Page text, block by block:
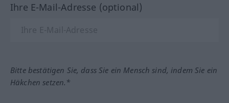
Ihre E-Mail-Adresse (optional)
Bitte bestätigen Sie, dass Sie ein Mensch sind, indem Sie ein
Häkchen setzen.*